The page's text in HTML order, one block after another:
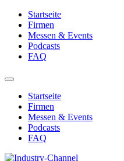
Startseite
Firmen
Messen & Events
Podcasts
FAQ
Toggle
navigationStartseite
Firmen
Messen & Events
Podcasts
FAQ